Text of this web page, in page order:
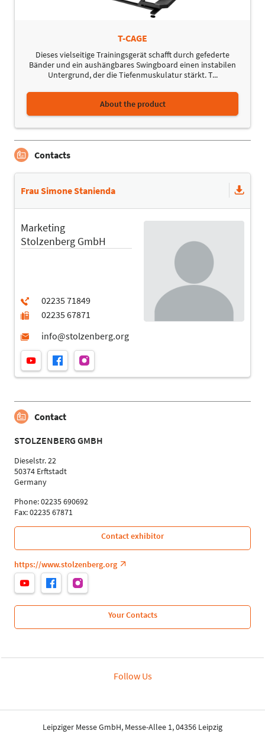
T-CAGE
Dieses vielseitige Trainingsgerät schafft durch gefederte
Bänder und ein aushängbares Swingboard einen instabilen
Untergrund, der die Tiefenmuskulatur stärkt. T...
About the product
Contacts
Frau Simone Stanienda
Marketing
Stolzenberg GmbH
Contact
STOLZENBERG GMBH
Dieselstr. 22
50374 Erftstadt
Germany
Phone: 02235 690692
Fax: 02235 67871
Contact exhibitor
https://www.stolzenberg.org
Your Contacts
Follow Us
Leipziger Messe GmbH, Messe-Allee 1, 04356 Leipzig